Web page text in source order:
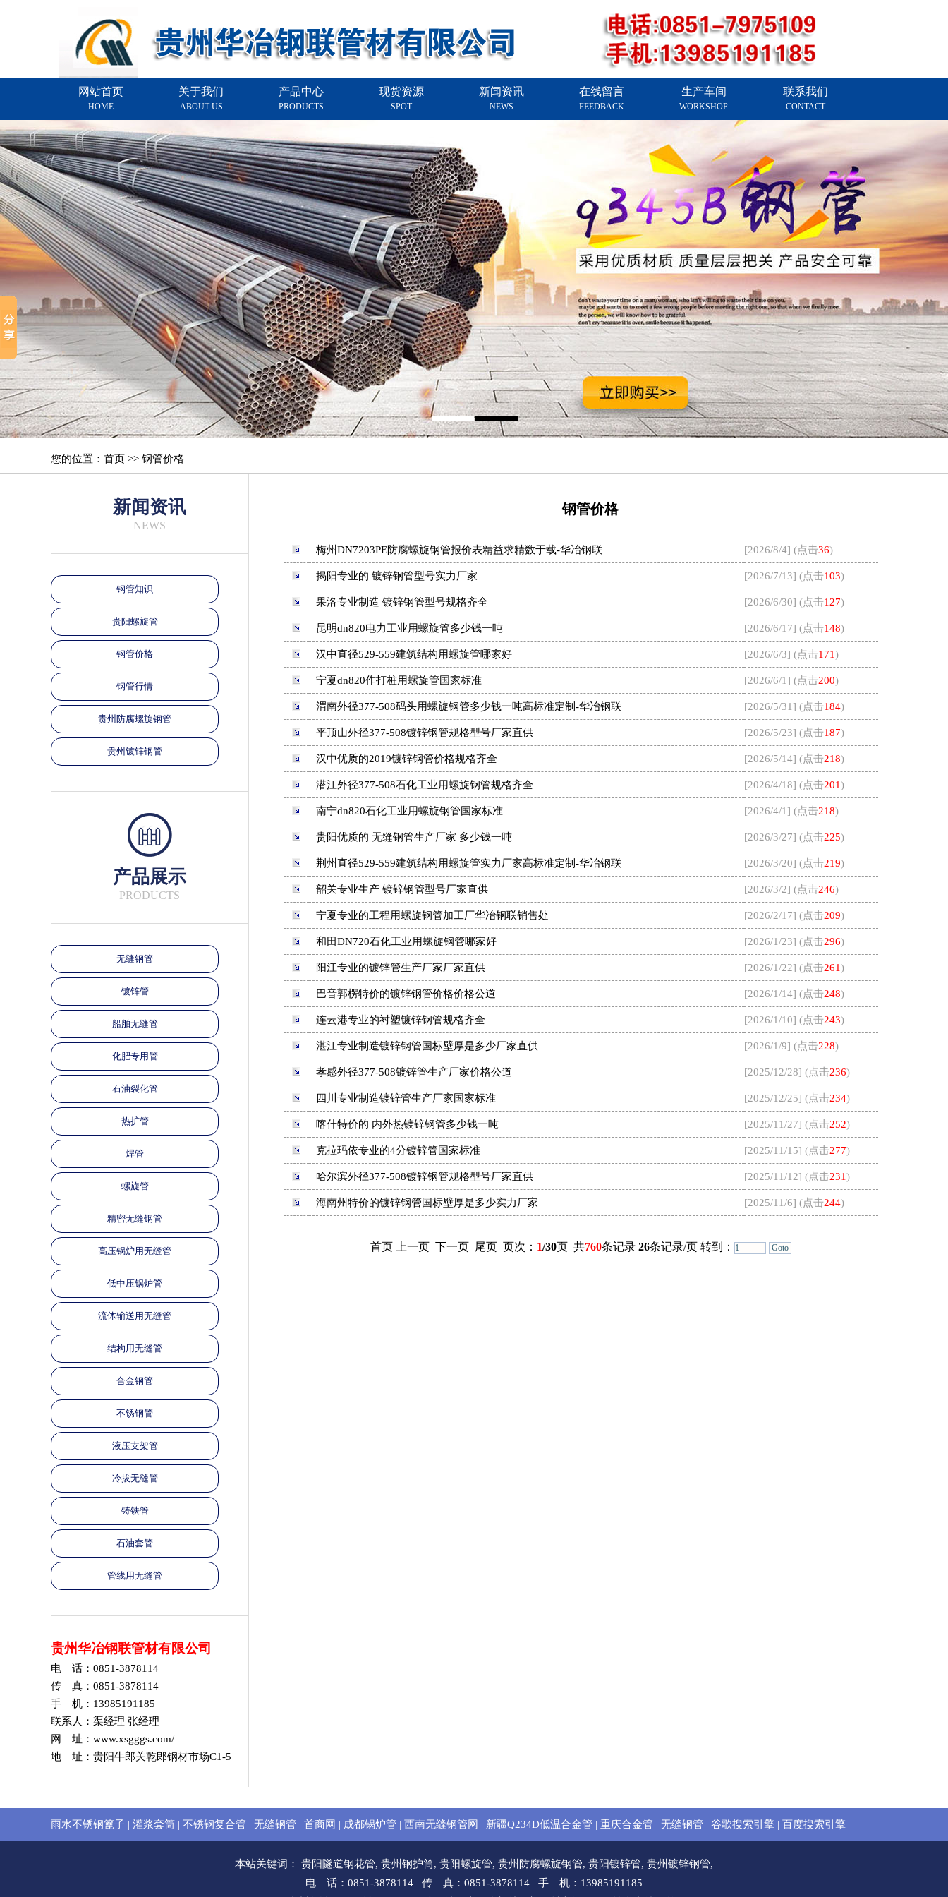
网站首页
HOME
关于我们
ABOUT US
产品中心
PRODUCTS
现货资源
SPOT
新闻资讯
NEWS
在线留言
FEEDBACK
生产车间
WORKSHOP
联系我们
CONTACT
您的位置：首页 >> 钢管价格
新闻资讯
NEWS
钢管知识
贵阳螺旋管
钢管价格
钢管行情
贵州防腐螺旋钢管
贵州镀锌钢管
产品展示
PRODUCTS
无缝钢管
镀锌管
船舶无缝管
化肥专用管
石油裂化管
热扩管
焊管
螺旋管
精密无缝钢管
高压锅炉用无缝管
低中压锅炉管
流体输送用无缝管
结构用无缝管
合金钢管
不锈钢管
液压支架管
冷拔无缝管
铸铁管
石油套管
管线用无缝管
贵州华冶钢联管材有限公司
电 话：0851-3878114
传 真：0851-3878114
手 机：13985191185
联系人：渠经理 张经理
网 址：www.xsgggs.com/
地 址：贵阳牛郎关乾郎钢材市场C1-5
钢管价格
梅州DN7203PE防腐螺旋钢管报价表精益求精数于载-华冶钢联 [2026/8/4] (点击36)
揭阳专业的 镀锌钢管型号实力厂家 [2026/7/13] (点击103)
果洛专业制造 镀锌钢管型号规格齐全 [2026/6/30] (点击127)
昆明dn820电力工业用螺旋管多少钱一吨 [2026/6/17] (点击148)
汉中直径529-559建筑结构用螺旋管哪家好 [2026/6/3] (点击171)
宁夏dn820作打桩用螺旋管国家标准 [2026/6/1] (点击200)
渭南外径377-508码头用螺旋钢管多少钱一吨高标准定制-华冶钢联 [2026/5/31] (点击184)
平顶山外径377-508镀锌钢管规格型号厂家直供 [2026/5/23] (点击187)
汉中优质的2019镀锌钢管价格规格齐全 [2026/5/14] (点击218)
潜江外径377-508石化工业用螺旋钢管规格齐全 [2026/4/18] (点击201)
南宁dn820石化工业用螺旋钢管国家标准 [2026/4/1] (点击218)
贵阳优质的 无缝钢管生产厂家 多少钱一吨 [2026/3/27] (点击225)
荆州直径529-559建筑结构用螺旋管实力厂家高标准定制-华冶钢联 [2026/3/20] (点击219)
韶关专业生产 镀锌钢管型号厂家直供 [2026/3/2] (点击246)
宁夏专业的工程用螺旋钢管加工厂华冶钢联销售处 [2026/2/17] (点击209)
和田DN720石化工业用螺旋钢管哪家好 [2026/1/23] (点击296)
阳江专业的镀锌管生产厂家厂家直供 [2026/1/22] (点击261)
巴音郭楞特价的镀锌钢管价格价格公道 [2026/1/14] (点击248)
连云港专业的衬塑镀锌钢管规格齐全 [2026/1/10] (点击243)
湛江专业制造镀锌钢管国标壁厚是多少厂家直供 [2026/1/9] (点击228)
孝感外径377-508镀锌管生产厂家价格公道 [2025/12/28] (点击236)
四川专业制造镀锌管生产厂家国家标准 [2025/12/25] (点击234)
喀什特价的 内外热镀锌钢管多少钱一吨 [2025/11/27] (点击252)
克拉玛依专业的4分镀锌管国家标准 [2025/11/15] (点击277)
哈尔滨外径377-508镀锌钢管规格型号厂家直供 [2025/11/12] (点击231)
海南州特价的镀锌钢管国标壁厚是多少实力厂家 [2025/11/6] (点击244)
首页 上一页 下一页 尾页 页次： 1/30页 共760条记录 26条记录/页 转到：
雨水不锈钢篦子 | 灌浆套筒 | 不锈钢复合管 | 无缝钢管 | 首商网 | 成都锅炉管 | 西南无缝钢管网 | 新疆Q234D低温合金管 | 重庆合金管 | 无缝钢管 | 谷歌搜索引擎 | 百度搜索引擎
本站关键词： 贵阳隧道钢花管, 贵州钢护筒, 贵阳螺旋管, 贵州防腐螺旋钢管, 贵阳镀锌管, 贵州镀锌钢管,
电 话：0851-3878114 传 真：0851-3878114 手 机：13985191185